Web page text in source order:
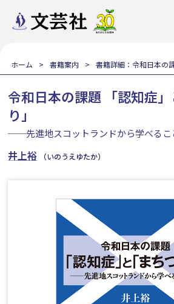
ホーム 書籍案内 書籍詳細：令和日本の
令和日本の課題 「認知症
り」
──先進地スコットランドから学べる
井上裕 （いのうえゆたか）